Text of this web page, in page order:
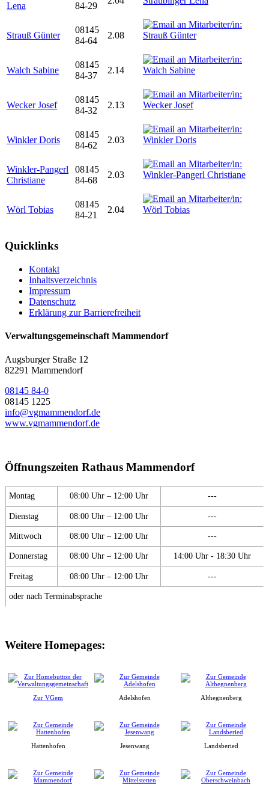
Lena
84-29
Strauß Günter
08145
84-64
2.08
Walch Sabine
08145
84-37
2.14
Wecker Josef
08145
84-32
2.13
Winkler Doris
08145
84-62
2.03
Winkler-Pangerl
Christiane
08145
84-68
2.03
Wörl Tobias
08145
84-21
2.04
Quicklinks
Kontakt
Inhaltsverzeichnis
Impressum
Datenschutz
Erklärung zur Barrierefreiheit
Verwaltungsgemeinschaft Mammendorf
Augsburger Straße 12
82291 Mammendorf
08145 84-0
08145 1225
info@vgmammendorf.de
www.vgmammendorf.de
Öffnungszeiten Rathaus Mammendorf
Montag 08:00 Uhr – 12:00 Uhr ---
Dienstag 08:00 Uhr – 12:00 Uhr ---
Mittwoch 08:00 Uhr – 12:00 Uhr ---
Donnerstag 08:00 Uhr – 12:00 Uhr 14:00 Uhr - 18:30 Uhr
Freitag 08:00 Uhr – 12:00 Uhr ---
oder nach Terminabsprache
Weitere Homepages:
Zur VGem Adelshofen Althegnenberg
Hattenhofen Jesenwang Landsberied